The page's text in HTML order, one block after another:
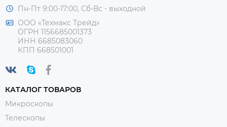
Пн-Пт 9:00-17:00, Сб-Вс - выходной
ООО «Техмакс Трейд»
ОГРН 1156685001373
ИНН 6685083060
КПП 668501001
КАТАЛОГ ТОВАРОВ
Микроскопы
Телескопы